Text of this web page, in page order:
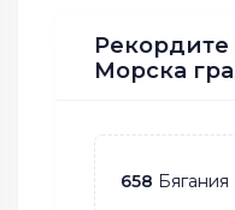
Рекордите
Морска
658 Бягания